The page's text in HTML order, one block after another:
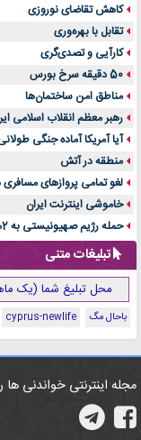
کاهش تقاضای نوروزی
تقابل با بهره‌وری
کارآیی و تصدی‌گری
50 دقیقه سرخ بورس
مناطق امن ساختمان‌ها
رهبر معظم انقلاب اسلامی
آیا آمریکا آماده جنگی
منطقه در آتش
لغو تمامی پروازهای مسافری
خاموشی اینترنت ایران
حمله رژیم صهیونیستی به 2مدرسه:
تبلیغات متنی
محل تبلیغ شما (یک ماهه 200 هزار تومان - جهت هماهنگی
باحال مگ cyprus-newlife
مجله اینترنتی خواندنی